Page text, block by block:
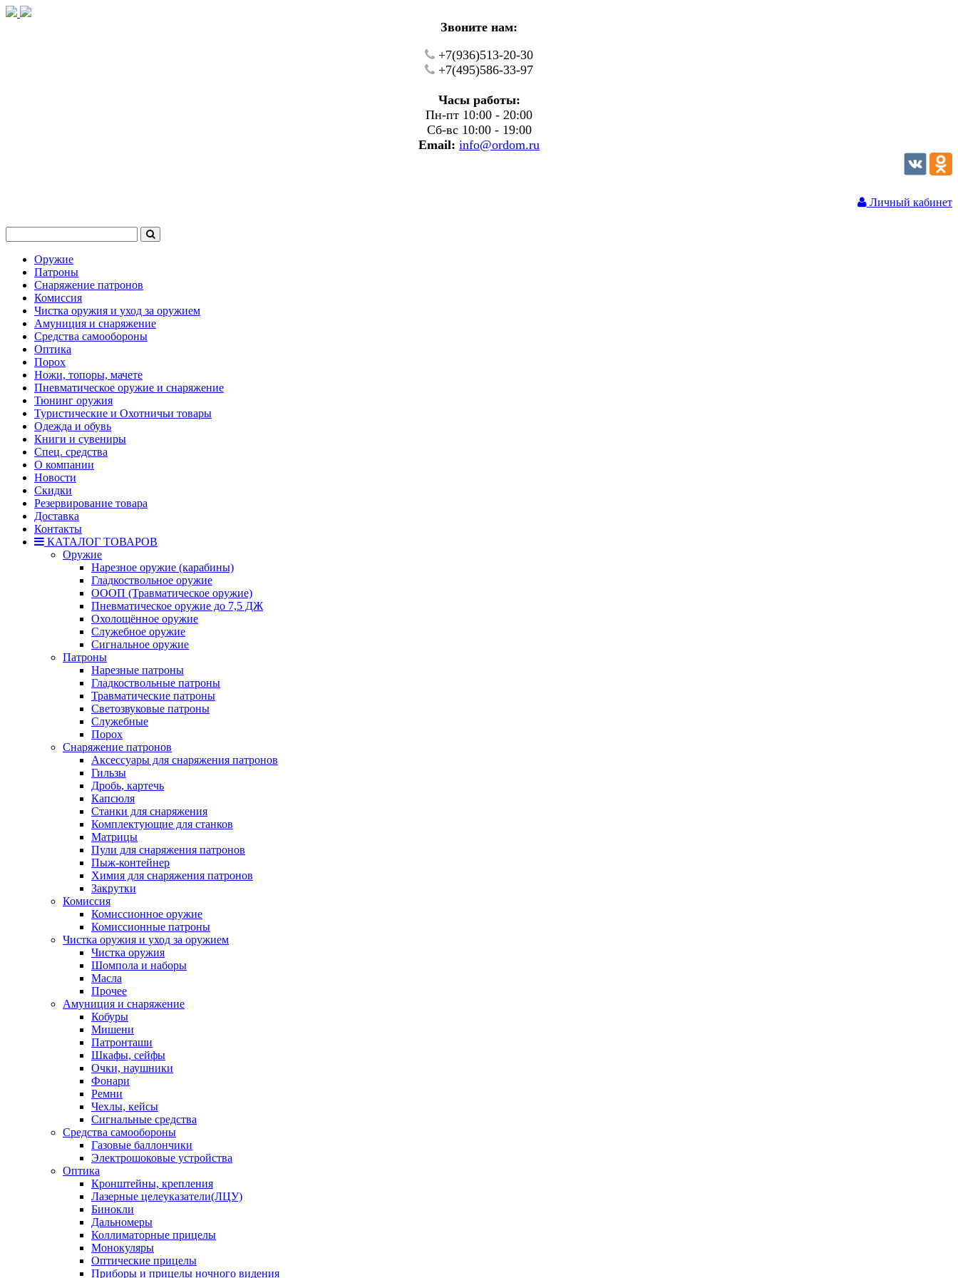
Звоните нам:
+7(936)513-20-30
+7(495)586-33-97
Часы работы:
Пн-пт 10:00 - 20:00
Сб-вс 10:00 - 19:00
Email: info@ordom.ru
Личный кабинет
Оружие
Патроны
Снаряжение патронов
Комиссия
Чистка оружия и уход за оружием
Амуниция и снаряжение
Средства самообороны
Оптика
Порох
Ножи, топоры, мачете
Пневматическое оружие и снаряжение
Тюнинг оружия
Туристические и Охотничьи товары
Одежда и обувь
Книги и сувениры
Спец. средства
О компании
Новости
Скидки
Резервирование товара
Доставка
Контакты
КАТАЛОГ ТОВАРОВ
Оружие
Нарезное оружие (карабины)
Гладкоствольное оружие
ОООП (Травматическое оружие)
Пневматическое оружие до 7,5 ДЖ
Охолощённое оружие
Служебное оружие
Сигнальное оружие
Патроны
Нарезные патроны
Гладкоствольные патроны
Травматические патроны
Светозвуковые патроны
Служебные
Порох
Снаряжение патронов
Аксессуары для снаряжения патронов
Гильзы
Дробь, картечь
Капсюля
Станки для снаряжения
Комплектующие для станков
Матрицы
Пули для снаряжения патронов
Пыж-контейнер
Химия для снаряжения патронов
Закрутки
Комиссия
Комиссионное оружие
Комиссионные патроны
Чистка оружия и уход за оружием
Чистка оружия
Шомпола и наборы
Масла
Прочее
Амуниция и снаряжение
Кобуры
Мишени
Патронташи
Шкафы, сейфы
Очки, наушники
Фонари
Ремни
Чехлы, кейсы
Сигнальные средства
Средства самообороны
Газовые баллончики
Электрошоковые устройства
Оптика
Кронштейны, крепления
Лазерные целеуказатели(ЛЦУ)
Бинокли
Дальномеры
Коллиматорные прицелы
Монокуляры
Оптические прицелы
Приборы и прицелы ночного видения